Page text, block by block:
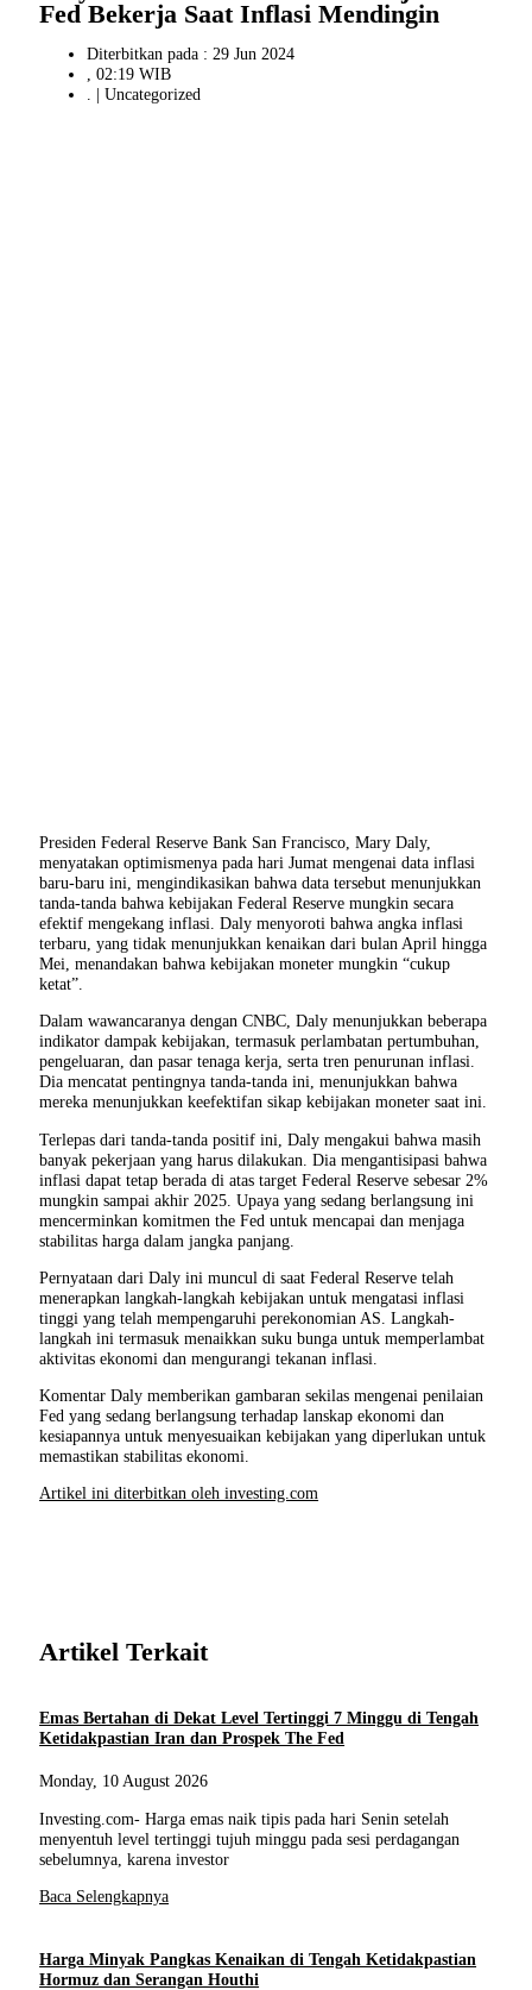
Fed Bekerja Saat Inflasi Mendingin
Diterbitkan pada : 29 Jun 2024
, 02:19 WIB
. | Uncategorized
Presiden Federal Reserve Bank San Francisco, Mary Daly,
menyatakan optimismenya pada hari Jumat mengenai data inflasi
baru-baru ini, mengindikasikan bahwa data tersebut menunjukkan
tanda-tanda bahwa kebijakan Federal Reserve mungkin secara
efektif mengekang inflasi. Daly menyoroti bahwa angka inflasi
terbaru, yang tidak menunjukkan kenaikan dari bulan April hingga
Mei, menandakan bahwa kebijakan moneter mungkin “cukup
ketat”.
Dalam wawancaranya dengan CNBC, Daly menunjukkan beberapa
indikator dampak kebijakan, termasuk perlambatan pertumbuhan,
pengeluaran, dan pasar tenaga kerja, serta tren penurunan inflasi.
Dia mencatat pentingnya tanda-tanda ini, menunjukkan bahwa
mereka menunjukkan keefektifan sikap kebijakan moneter saat ini.
Terlepas dari tanda-tanda positif ini, Daly mengakui bahwa masih
banyak pekerjaan yang harus dilakukan. Dia mengantisipasi bahwa
inflasi dapat tetap berada di atas target Federal Reserve sebesar 2%
mungkin sampai akhir 2025. Upaya yang sedang berlangsung ini
mencerminkan komitmen the Fed untuk mencapai dan menjaga
stabilitas harga dalam jangka panjang.
Pernyataan dari Daly ini muncul di saat Federal Reserve telah
menerapkan langkah-langkah kebijakan untuk mengatasi inflasi
tinggi yang telah mempengaruhi perekonomian AS. Langkah-
langkah ini termasuk menaikkan suku bunga untuk memperlambat
aktivitas ekonomi dan mengurangi tekanan inflasi.
Komentar Daly memberikan gambaran sekilas mengenai penilaian
Fed yang sedang berlangsung terhadap lanskap ekonomi dan
kesiapannya untuk menyesuaikan kebijakan yang diperlukan untuk
memastikan stabilitas ekonomi.
Artikel ini diterbitkan oleh investing.com
Artikel Terkait
Emas Bertahan di Dekat Level Tertinggi 7 Minggu di Tengah
Ketidakpastian Iran dan Prospek The Fed
Monday, 10 August 2026
Investing.com- Harga emas naik tipis pada hari Senin setelah
menyentuh level tertinggi tujuh minggu pada sesi perdagangan
sebelumnya, karena investor
Baca Selengkapnya
Harga Minyak Pangkas Kenaikan di Tengah Ketidakpastian
Hormuz dan Serangan Houthi